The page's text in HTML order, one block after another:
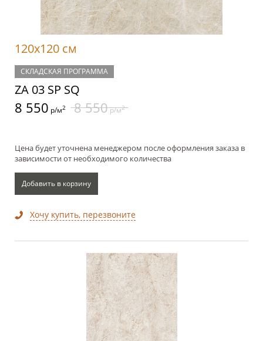
120x120 см
СКЛАДСКАЯ ПРОГРАММА
ZA 03 SP SQ
8 550 р/м2 8 550р/м2
Цена будет уточнена менеджером после оформления заказа в
зависимости от необходимого количества
Добавить в корзину
Хочу купить, перезвоните